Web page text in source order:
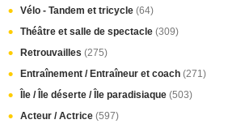
Vélo - Tandem et tricycle (64)
Théâtre et salle de spectacle (309)
Retrouvailles (275)
Entraînement / Entraîneur et coach (271)
Île / Île déserte / Île paradisiaque (503)
Acteur / Actrice (597)